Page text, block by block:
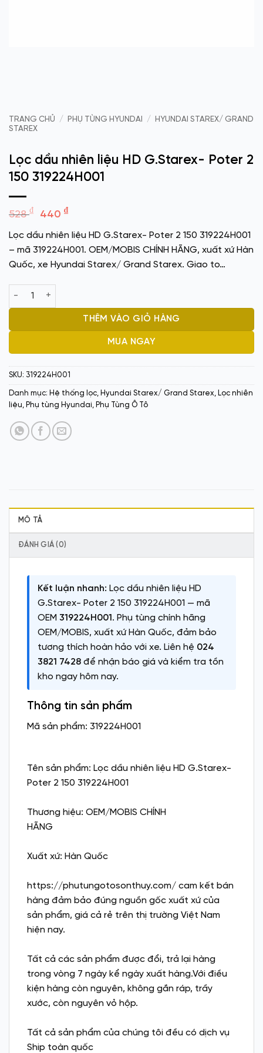
TRANG CHỦ / PHỤ TÙNG HYUNDAI /
HYUNDAI STAREX/ GRAND
STAREX
Lọc dầu nhiên liệu HD G.Starex- Poter 2
150 319224H001
528₫
Giá
là:
528 ₫.
440₫Giá
tại
là:
440 ₫.
Lọc dầu nhiên liệu HD G.Starex- Poter 2 150 319224H001
– mã 319224H001. OEM/MOBIS CHÍNH HÃNG, xuất xứ Hàn
Quốc, xe Hyundai Starex/ Grand Starex. Giao to…
Lọc dầu nhiên liệu HD G.Starex- Poter 2 150 319224H001 số
THÊM VÀO GIỎ HÀNG
MUA NGAY
SKU: 319224H001
Danh mục: Hệ thống lọc Hyundai Starex/ Grand Starex
Lọc nhiên
liệu
Phụ tùng Hyundai Phụ Tùng Ô Tô
MÔ TẢ
ĐÁNH GIÁ (0)
Kết luận nhanh: Lọc dầu nhiên liệu HD
G.Starex- Poter 2 150 319224H001 — mã
OEM 319224H001. Phụ tùng chính hãng
OEM/MOBIS, xuất xứ Hàn Quốc, đảm bảo
tương thích hoàn hảo với xe. Liên hệ 024
3821 7428 để nhận báo giá và kiểm tra tồn
kho ngay hôm nay.
Thông tin sản phẩm
Mã sản phẩm: 319224H001
Tên sản phẩm: Lọc dầu nhiên liệu HD G.Starex-
Poter 2 150 319224H001
Thương hiệu: OEM/MOBIS CHÍNH
HÃNG
Xuất xứ: Hàn Quốc
https://phutungotosonthuy.com/ cam kết bán
hàng đảm bảo đúng nguồn gốc xuất xứ của
sản phẩm, giá cả rẻ trên thị trường Việt Nam
hiện nay.
Tất cả các sản phẩm được đổi, trả lại hàng
trong vòng 7 ngày kể ngày xuất hàng.Với điều
kiện hàng còn nguyên, không gắn ráp, trầy
xước, còn nguyên vỏ hộp.
Tất cả sản phẩm của chúng tôi đều có dịch vụ
Ship toàn quốc